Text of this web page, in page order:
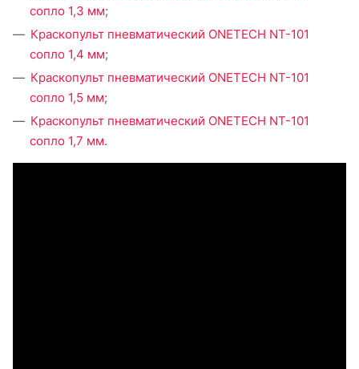
сопло 1,3 мм;
Краскопульт пневматический ONETECH NT-101
сопло 1,4 мм;
Краскопульт пневматический ONETECH NT-101
сопло 1,5 мм;
Краскопульт пневматический ONETECH NT-101
сопло 1,7 мм.